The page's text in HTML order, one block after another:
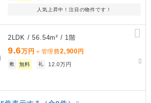
人気上昇中！注目の物件です！
2LDK / 56.54m² / 1階
9.6万円 ＋管理費2,900 円
敷 無料 礼 12.0万円